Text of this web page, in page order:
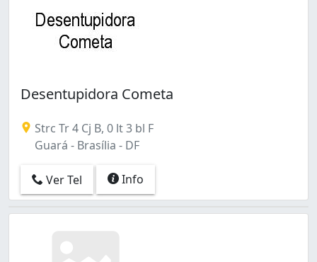
Desentupidora Cometa
Strc Tr 4 Cj B, 0 lt 3 bl F
Guará - Brasília - DF
Ver Tel Info